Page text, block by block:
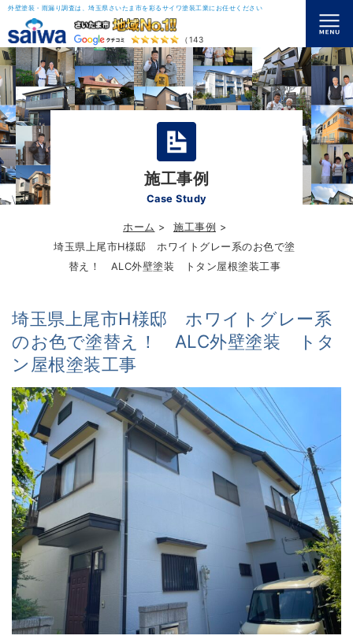
外壁塗装・雨漏り調査は、埼玉県さいたま市を彩るサイワ塗装工業にお任せください
（143）
施工事例
Case Study
ホーム
施工事例
埼玉県上尾市H様邸 ホワイトグレー系のお色で塗
替え！ ALC外壁塗装 トタン屋根塗装工事
埼玉県上尾市H様邸 ホワイトグレー系
のお色で塗替え！ ALC外壁塗装 トタ
ン屋根塗装工事